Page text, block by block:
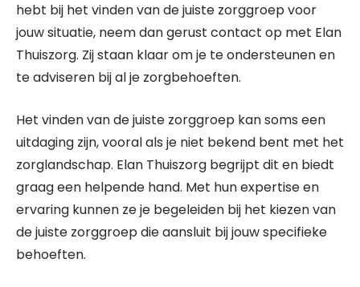
hebt bij het vinden van de juiste zorggroep voor
jouw situatie, neem dan gerust contact op met Elan
Thuiszorg. Zij staan klaar om je te ondersteunen en
te adviseren bij al je zorgbehoeften.
Het vinden van de juiste zorggroep kan soms een
uitdaging zijn, vooral als je niet bekend bent met het
zorglandschap. Elan Thuiszorg begrijpt dit en biedt
graag een helpende hand. Met hun expertise en
ervaring kunnen ze je begeleiden bij het kiezen van
de juiste zorggroep die aansluit bij jouw specifieke
behoeften.